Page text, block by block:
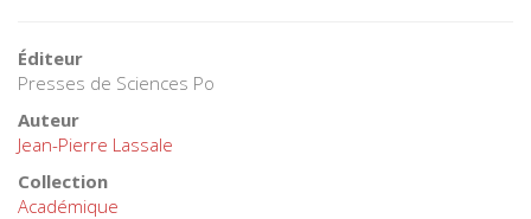
Éditeur
Presses de Sciences Po
Auteur
Jean-Pierre Lassale
Collection
Académique